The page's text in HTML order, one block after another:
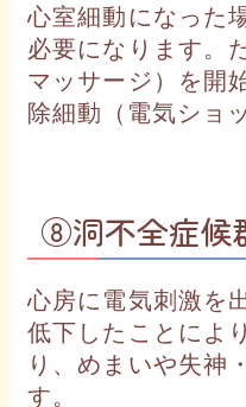
心室細動になった
必要になります。
マッサージ）を開
除細動（電気ショ
⑧洞不全症候
心房に電気刺激を
低下したことによ
り、めまいや失神
す。